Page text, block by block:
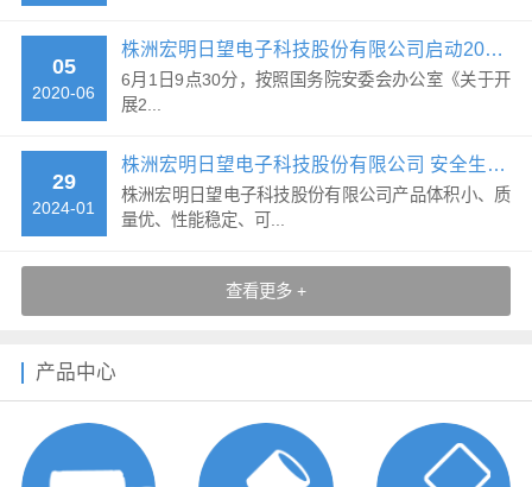
05
2020-06
株洲宏明日望电子科技股份有限公司启动2020年“安全生产月”活动
6月1日9点30分，按照国务院安委会办公室《关于开
展2...
29
2024-01
株洲宏明日望电子科技股份有限公司 安全生产标识制作、安全元文化墙...
株洲宏明日望电子科技股份有限公司产品体积小、质
量优、性能稳定、可...
查看更多 +
产品中心